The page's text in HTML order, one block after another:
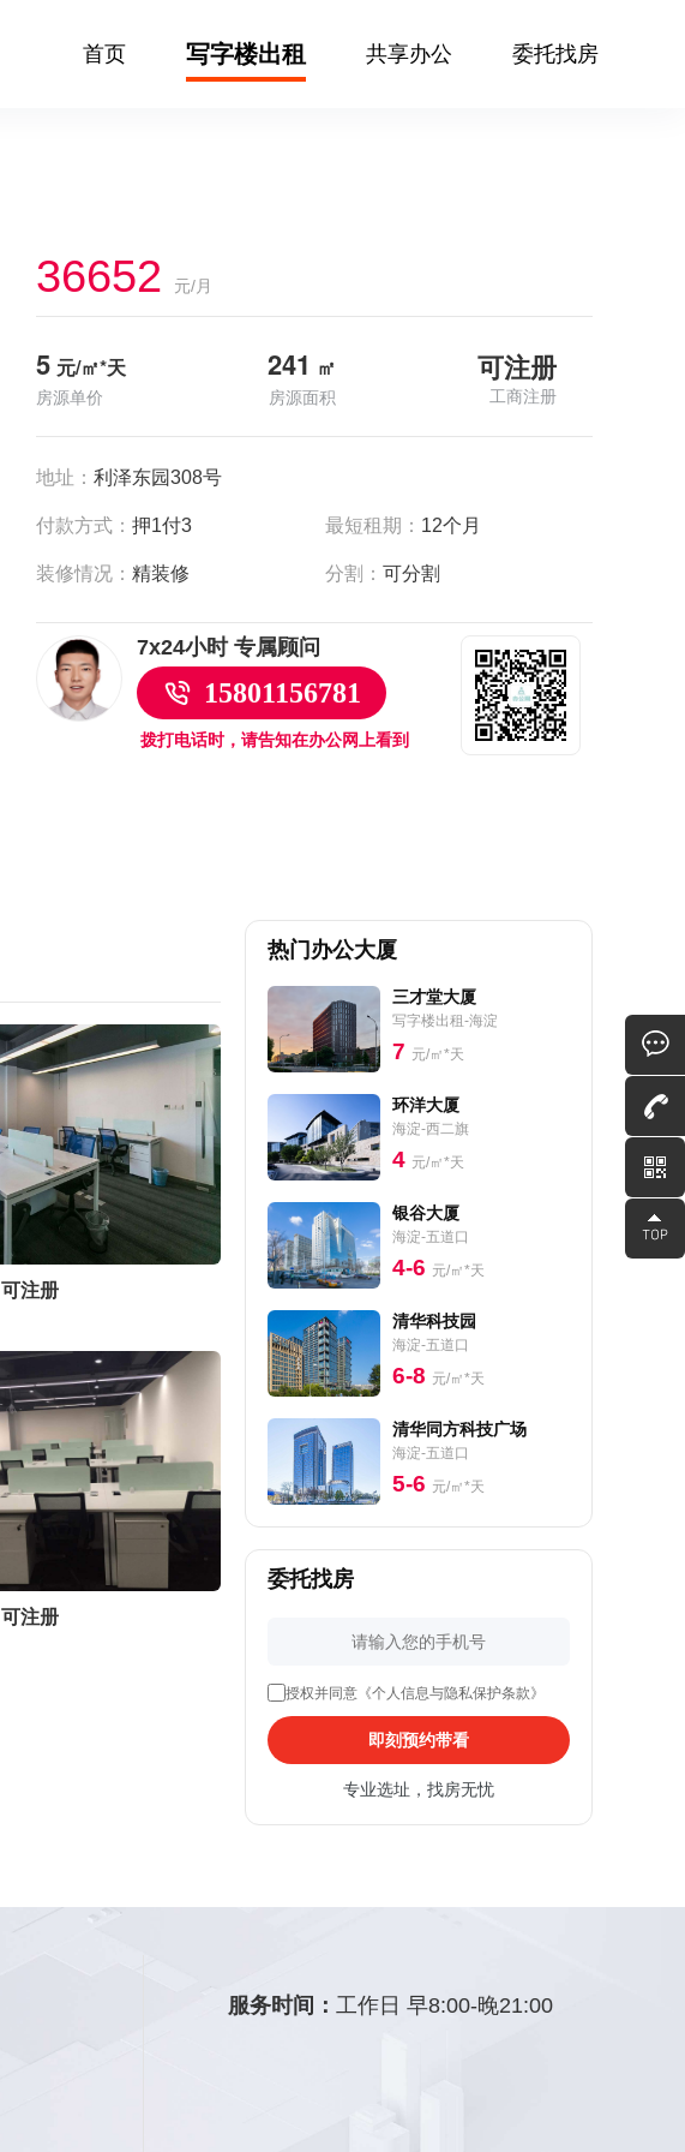
首页 写字楼出租 共享办公 委托找房
36652 元/月
5 元/㎡*天
房源单价
241 ㎡
房源面积
可注册
工商注册
地址： 利泽东园308号
付款方式： 押1付3 最短租期： 12个月
装修情况： 精装修 分割：可分割
7x24小时 专属顾问
15801156781
拨打电话时，请告知在办公网上看到
可注册
可注册
热门办公大厦
三才堂大厦
写字楼出租-海淀
7 元/㎡*天
环洋大厦
海淀-西二旗
4 元/㎡*天
银谷大厦
海淀-五道口
4-6 元/㎡*天
清华科技园
海淀-五道口
6-8 元/㎡*天
清华同方科技广场
海淀-五道口
5-6 元/㎡*天
委托找房
授权并同意《个人信息与隐私保护条款》
即刻预约带看
专业选址，找房无忧
服务时间：工作日 早8:00-晚21:00